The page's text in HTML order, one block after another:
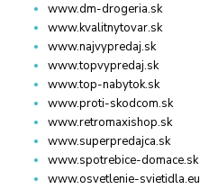
www.dm-drogeria.sk
www.kvalitnytovar.sk
www.najvypredaj.sk
www.topvypredaj.sk
www.top-nabytok.sk
www.proti-skodcom.sk
www.retromaxishop.sk
www.superpredajca.sk
www.spotrebice-domace.sk
www.osvetlenie-svietidla.eu